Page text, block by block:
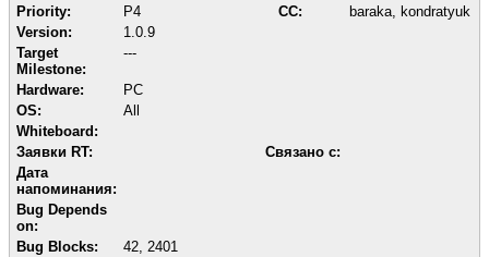
Priority:
P4 CC:
baraka, kondratyuk
Version:
1.0.9
Target
Milestone:
---
Hardware:
PC
OS:
All
Whiteboard:
Заявки RT:
Связано с:
Дата
напоминания:
Bug Depends
on:
Bug Blocks:
42 2401